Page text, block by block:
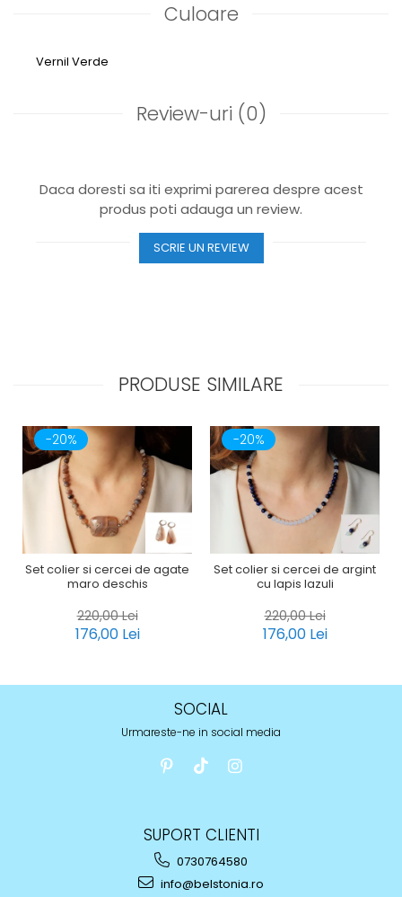
Culoare
Vernil Verde
Review-uri (0)
Daca doresti sa iti exprimi parerea despre acest
produs poti adauga un review.
SCRIE UN REVIEW
PRODUSE SIMILARE
-20%
Set colier si cercei de agate
maro deschis
220,00 Lei
176,00 Lei
-20%
Set colier si cercei de argint
cu lapis lazuli
220,00 Lei
176,00 Lei
SOCIAL
Urmareste-ne in social media
SUPORT CLIENTI
0730764580
info@belstonia.ro